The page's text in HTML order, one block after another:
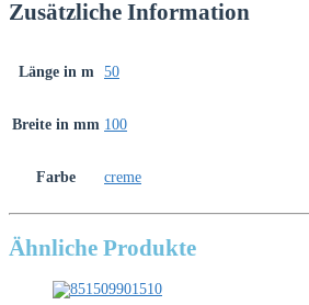
Zusätzliche Information
Länge in m 50
Breite in mm 100
Farbe creme
Ähnliche Produkte